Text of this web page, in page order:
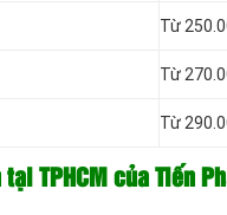
Từ
Từ
Từ
TPHCM của Tiến